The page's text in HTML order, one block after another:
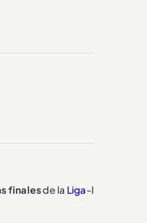
finalesde la Liga-I